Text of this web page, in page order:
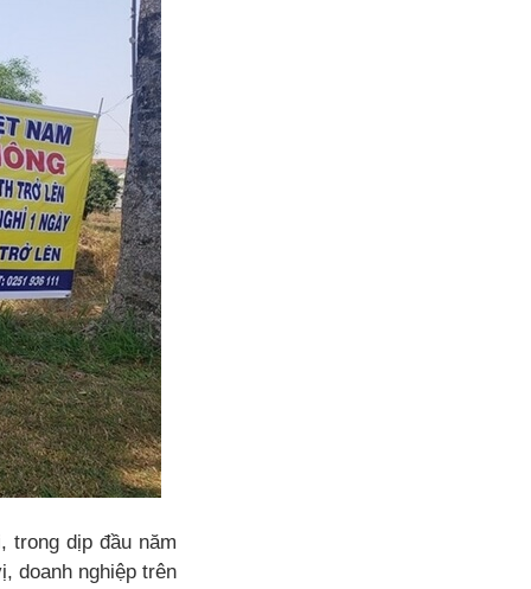
trong dịp đầu năm
doanh nghiệp trên